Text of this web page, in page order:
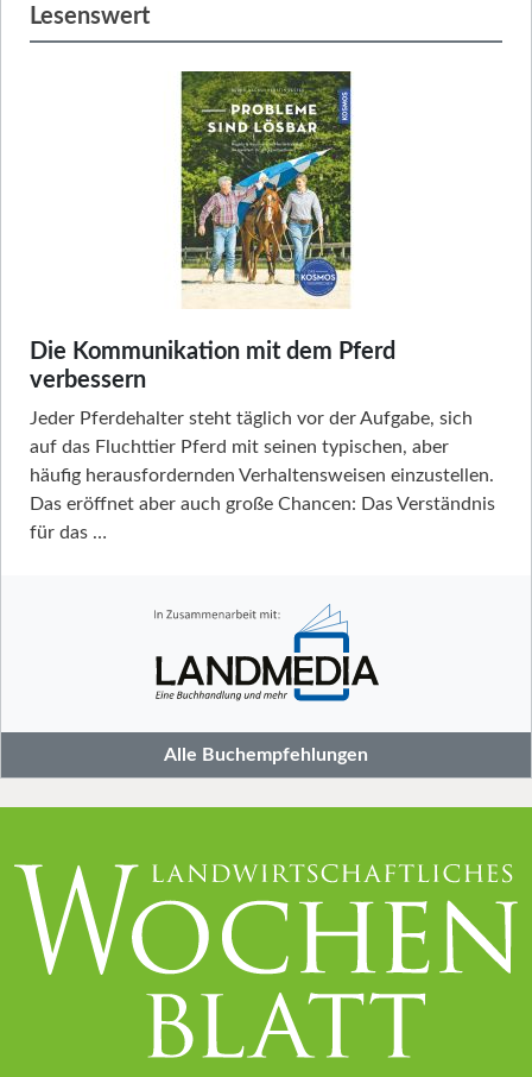
Lesenswert
Die Kommunikation mit dem Pferd
verbessern
Jeder Pferdehalter steht täglich vor der Aufgabe, sich
auf das Fluchttier Pferd mit seinen typischen, aber
häufig herausfordernden Verhaltensweisen einzustellen.
Das eröffnet aber auch große Chancen: Das Verständnis
für das …
Alle Buchempfehlungen